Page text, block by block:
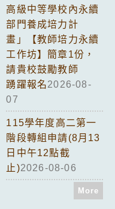
高級中等學校內永續
部門養成培力計
畫」【教師培力永續
工作坊】簡章1份，
請貴校鼓勵教師
踴躍報名2026-08-
07
115學年度高二第一
階段轉組申請(8月13
日中午12點截
止)2026-08-06
More